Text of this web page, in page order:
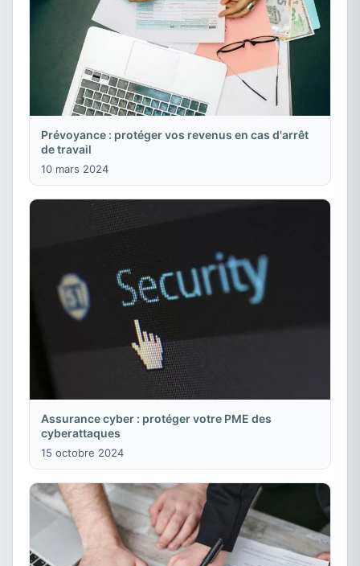
Prévoyance : protéger vos revenus en cas d'arrêt
de travail
10 mars 2024
Assurance cyber : protéger votre PME des
cyberattaques
15 octobre 2024